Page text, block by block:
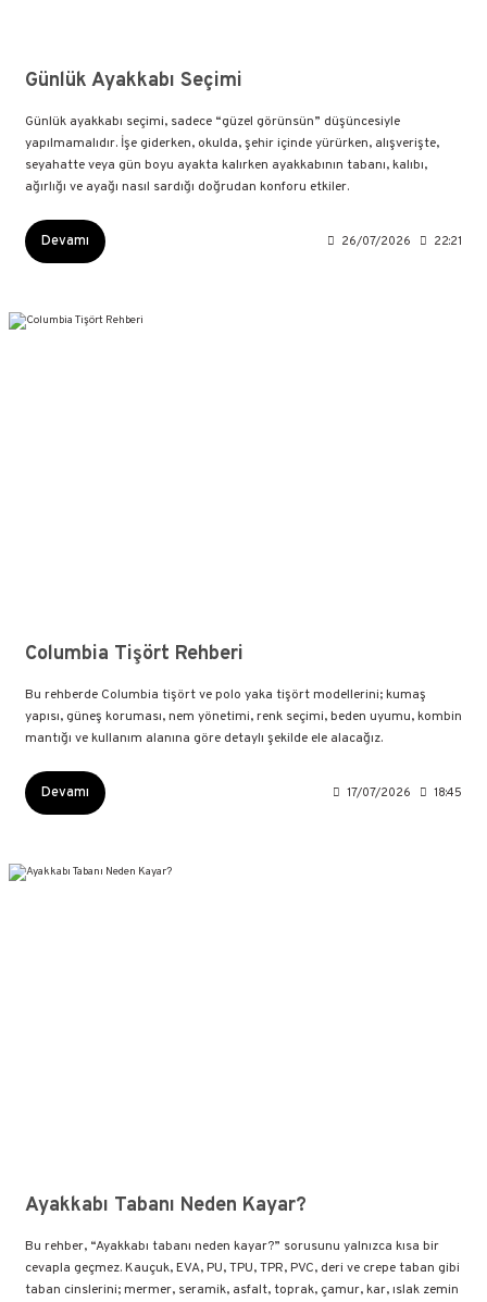
Günlük Ayakkabı Seçimi
Günlük ayakkabı seçimi, sadece “güzel görünsün” düşüncesiyle
yapılmamalıdır. İşe giderken, okulda, şehir içinde yürürken, alışverişte,
seyahatte veya gün boyu ayakta kalırken ayakkabının tabanı, kalıbı,
ağırlığı ve ayağı nasıl sardığı doğrudan konforu etkiler.
Devamı 26/07/2026 22:21
Columbia Tişört Rehberi
Bu rehberde Columbia tişört ve polo yaka tişört modellerini; kumaş
yapısı, güneş koruması, nem yönetimi, renk seçimi, beden uyumu, kombin
mantığı ve kullanım alanına göre detaylı şekilde ele alacağız.
Devamı 17/07/2026 18:45
Ayakkabı Tabanı Neden Kayar?
Bu rehber, “Ayakkabı tabanı neden kayar?” sorusunu yalnızca kısa bir
cevapla geçmez. Kauçuk, EVA, PU, TPU, TPR, PVC, deri ve crepe taban gibi
taban cinslerini; mermer, seramik, asfalt, toprak, çamur, kar, ıslak zemin